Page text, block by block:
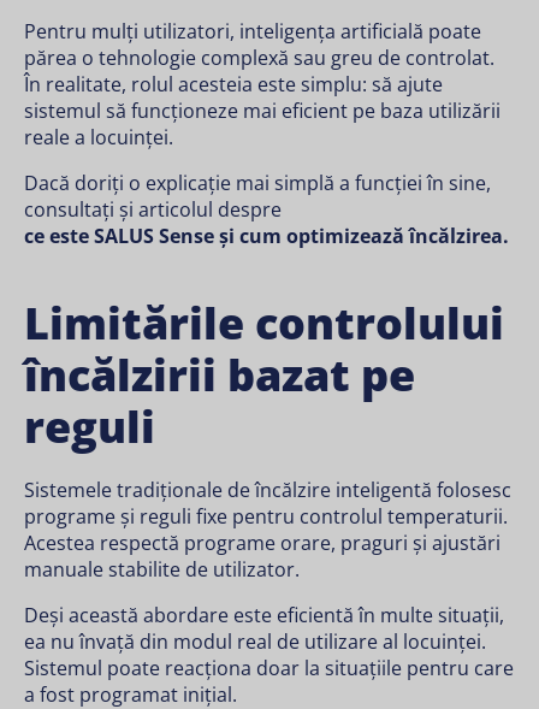
Pentru mulți utilizatori, inteligența artificială poate
părea o tehnologie complexă sau greu de controlat.
În realitate, rolul acesteia este simplu: să ajute
sistemul să funcționeze mai eficient pe baza utilizării
reale a locuinței.
Dacă doriți o explicație mai simplă a funcției în sine,
consultați și articolul despre
ce este SALUS Sense și cum optimizează încălzirea.
Limitările controlului
încălzirii bazat pe
reguli
Sistemele tradiționale de încălzire inteligentă folosesc
programe și reguli fixe pentru controlul temperaturii.
Acestea respectă programe orare, praguri și ajustări
manuale stabilite de utilizator.
Deși această abordare este eficientă în multe situații,
ea nu învață din modul real de utilizare al locuinței.
Sistemul poate reacționa doar la situațiile pentru care
a fost programat inițial.